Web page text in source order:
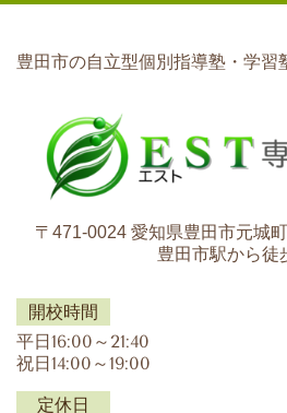
豊田市の自立型個別指導塾・学習
〒471-0024 愛知県豊田市元城
豊田市駅から徒
開校時間
平日16:00～21:40
祝日14:00～19:00
定休日